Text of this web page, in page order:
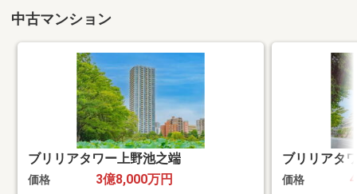
中古マンション
ブリリアタワー上野池之端
価格 3億8,000万円
ブリリアタ
価格